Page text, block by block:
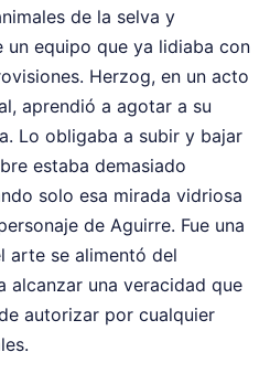
de la selva y
un equipo que ya lidiaba con
Herzog, en un acto
aprendió a agotar a su
Lo obligaba a subir y bajar
estaba demasiado
solo esa mirada vidriosa
de Aguirre. Fue una
arte se alimentó del
alcanzar una veracidad que
autorizar por cualquier